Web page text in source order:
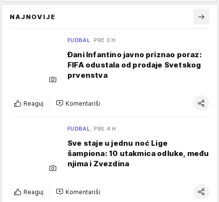
NAJNOVIJE
FUDBAL PRE 3 H
Đani Infantino javno priznao poraz:
FIFA odustala od prodaje Svetskog
prvenstva
Reaguj Komentariši
FUDBAL PRE 4 H
Sve staje u jednu noć Lige
šampiona: 10 utakmica odluke, među
njima i Zvezdina
Reaguj Komentariši